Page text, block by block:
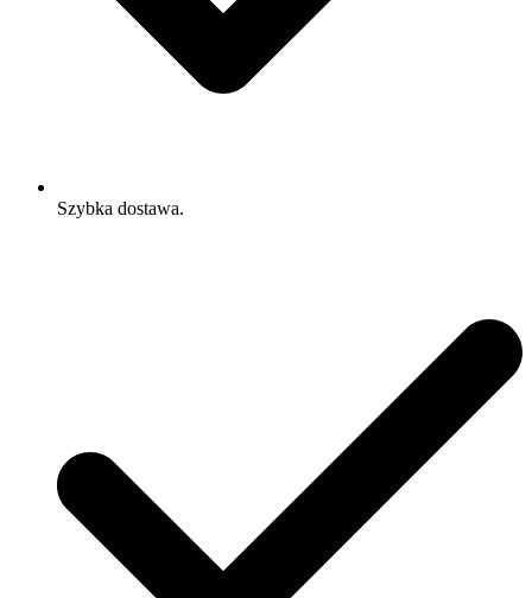
Szybka dostawa.